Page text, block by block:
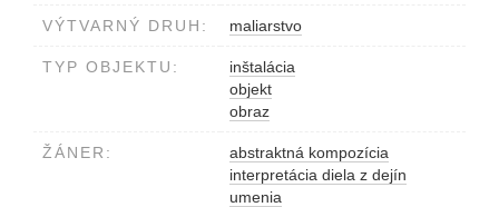
VÝTVARNÝ DRUH: maliarstvo
TYP OBJEKTU:
inštalácia
objekt
obraz
ŽÁNER:
abstraktná kompozícia
interpretácia diela z dejín
umenia